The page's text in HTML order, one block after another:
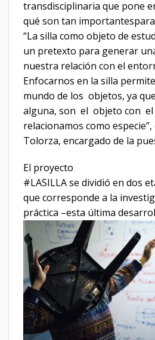
transdisciplinaria que pone
qué son tan
“La silla como objeto de
un pretexto para generar
nuestra relación con el
Enfocarnos en la silla
mundo de los objetos, ya
alguna, son el objeto con
relacionamos como
Tolorza, encargado de la
El proyecto
#LASILLA se dividió en dos
que corresponde a la
práctica –esta última